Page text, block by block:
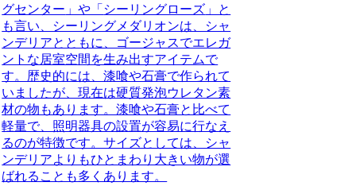
グセンター 」や「 シーリングローズ 」と
も言い、シーリングメダリオンは、シャ
ンデリアとともに、ゴージャスでエレガ
ントな居室空間を生み出すアイテムで
す。歴史的には、漆喰や石膏で作られて
いましたが、現在は硬質発泡ウレタン素
材の物もあります。漆喰や石膏と比べて
軽量で、照明器具の設置が容易に行なえ
るのが特徴です。サイズとしては、シャ
ンデリアよりもひとまわり大きい物が選
ばれることも多くあります。